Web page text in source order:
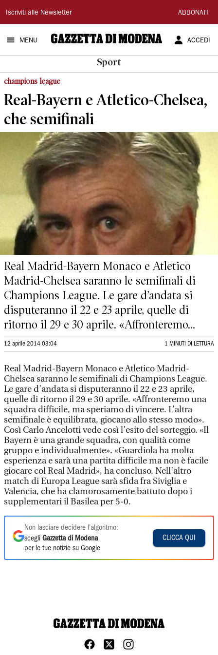
Gazzetta
di
Modena
Iscriviti alle Newsletter ABBONATI
MENU ACCEDI
Sport
champions league
Real-Bayern e Atletico-Chelsea,
che semifinali
Real Madrid-Bayern Monaco e Atletico
Madrid-Chelsea saranno le semifinali di
Champions League. Le gare d’andata si
disputeranno il 22 e 23 aprile, quelle di
ritorno il 29 e 30 aprile. «Affronteremo...
12 aprile 2014 03:04 1 MINUTI DI LETTURA
Real Madrid-Bayern Monaco e Atletico Madrid-
Chelsea saranno le semifinali di Champions League.
Le gare d’andata si disputeranno il 22 e 23 aprile,
quelle di ritorno il 29 e 30 aprile. «Affronteremo una
squadra difficile, ma speriamo di vincere. L’altra
semifinale è equilibrata, giocano allo stesso modo».
Così Carlo Ancelotti vede così l’esito del sorteggio. «Il
Bayern è una grande squadra, con qualità come
gruppo e individualmente». «Guardiola ha molta
esperienza e sarà una partita difficile ma non è facile
giocare col Real Madrid», ha concluso. Nell’altro
match di Europa League sarà sfida fra Siviglia e
Valencia, che ha clamorosamente battuto dopo i
supplementari il Basilea per 5-0.
Non lasciare decidere l'algoritmo:
scegli Gazzetta di Modena
per le tue notizie su Google
CLICCA QUI